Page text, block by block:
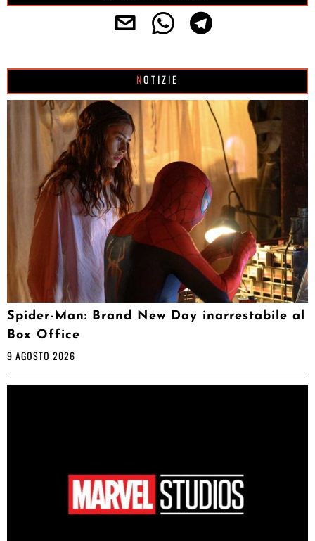
NOTIZIE
Spider-Man: Brand New Day inarrestabile al
Box Office
9 AGOSTO 2026